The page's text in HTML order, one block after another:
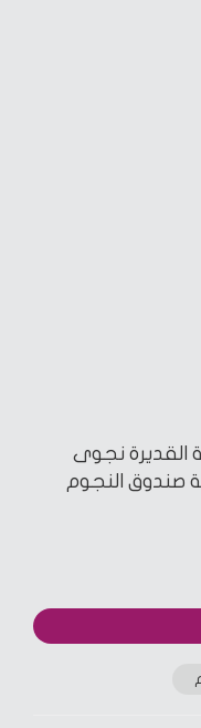
القديرة نجوى
صندوق النجوم